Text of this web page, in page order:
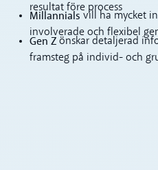
resultat före process
Millannials vill ha mycket
involverade och flexibel
Gen Zönskar detaljerad
framsteg på individ- och